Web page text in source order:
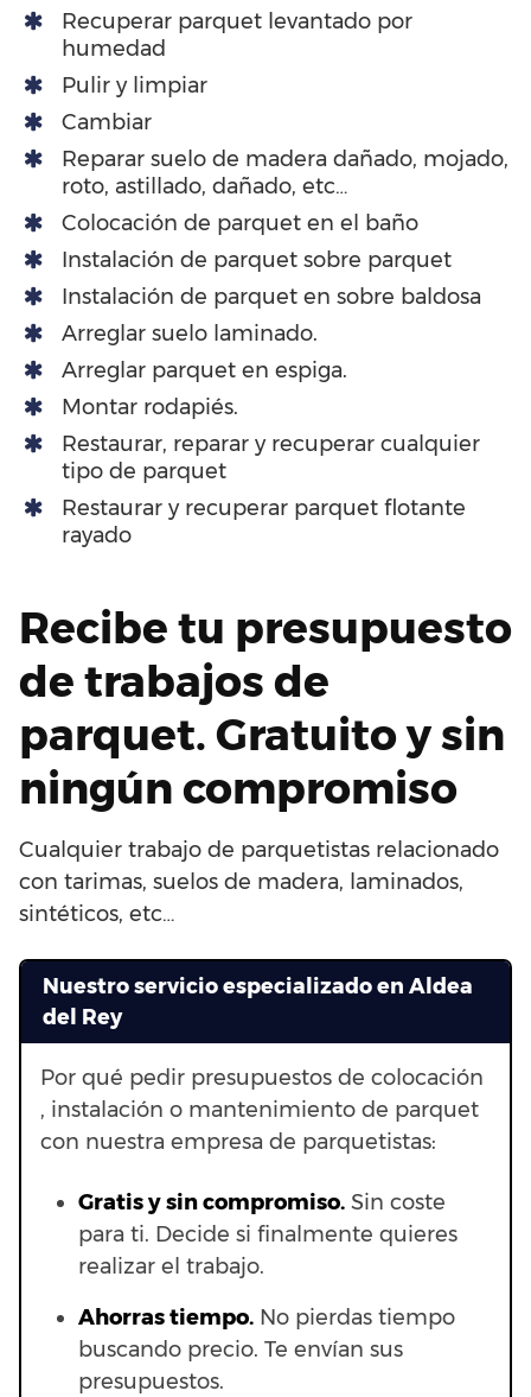
Recuperar parquet levantado por
humedad
Pulir y limpiar
Cambiar
Reparar suelo de madera dañado, mojado,
roto, astillado, dañado, etc…
Colocación de parquet en el baño
Instalación de parquet sobre parquet
Instalación de parquet en sobre baldosa
Arreglar suelo laminado.
Arreglar parquet en espiga.
Montar rodapiés.
Restaurar, reparar y recuperar cualquier
tipo de parquet
Restaurar y recuperar parquet flotante
rayado
Recibe tu presupuesto
de trabajos de
parquet. Gratuito y sin
ningún compromiso
Cualquier trabajo de parquetistas relacionado
con tarimas, suelos de madera, laminados,
sintéticos, etc…
Nuestro servicio especializado en Aldea
del Rey
Por qué pedir presupuestos de colocación
, instalación o mantenimiento de parquet
con nuestra empresa de parquetistas:
Gratis y sin compromiso. Sin coste
para ti. Decide si finalmente quieres
realizar el trabajo.
Ahorras tiempo. No pierdas tiempo
buscando precio. Te envían sus
presupuestos.